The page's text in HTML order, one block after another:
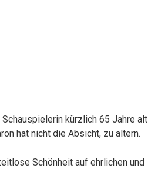
kürzlich 65 Jahre alt
hat nicht die Absicht, zu altern.
Schönheit auf ehrlichen und